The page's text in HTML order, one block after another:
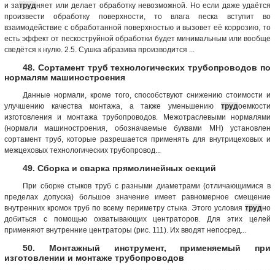
и затрудняет или делает обработку невозможной. Но если даже удаётся
произвести обработку поверхности, то влага песка вступит во
взаимодействие с обработанной поверхностью и вызовет её коррозию, то
есть эффект от пескоструйной обработки будет минимальным или вообще
сведётся к нулю. 2.5. Сушка абразива производится ...
48. Сортамент труб технологических трубопроводов по
нормалям машиностроения
Данные нормали, кроме того, способствуют снижению стоимости и
улучшению качества монтажа, а также уменьшению трудоемкости
изготовления и монтажа трубопроводов. Межотраслевыми нормалями
(нормали машиностроения, обозначаемые буквами МН) установлен
сортамент труб, которые разрешается применять для внутрицеховых и
межцеховых технологических трубопровод...
49. Сборка и сварка прямолинейных секций
При сборке стыков труб с разными диаметрами (отличающимися в
пределах допуска) большое значение имеет равномерное смещение
внутренних кромок труб по всему периметру стыка. Этого условия трудно
добиться с помощью охватывающих центраторов. Для этих целей
применяют внутренние центраторы (рис. 111). Их вводят непосред...
50. Монтажный инструмент, применяемый при
изготовлении и монтаже трубопроводов